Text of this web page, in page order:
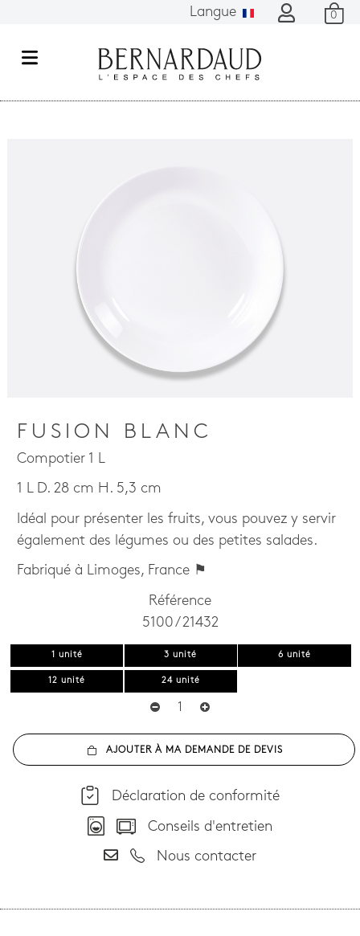
Langue 0
M
FUSION BLANC
Compotier 1 L
1 L D. 28 cm H. 5,3 cm
Idéal pour présenter les fruits, vous pouvez y servir
également des légumes ou des petites salades.
Fabriqué à Limoges, France ⚑
Référence
5100 / 21432
1 unité 3 unité 6 unité
12 unité 24 unité
AJOUTER À MA DEMANDE DE DEVIS
Déclaration de conformité
Conseils d'entretien
Nous contacter